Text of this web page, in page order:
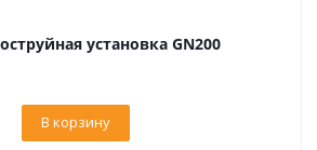
установка GN200
В корзину